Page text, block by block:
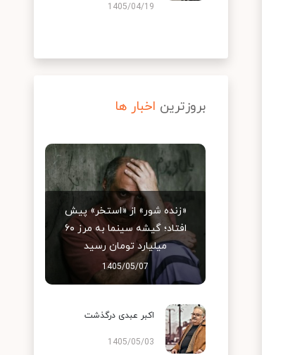
1405/04/19
بروزترین اخبار ها
«زنده شور» از «استخر» پیش
افتاد؛ گیشه سینما به مرز ۶۰
میلیارد تومان رسید
1405/05/07
اکبر عبدی درگذشت
1405/05/03